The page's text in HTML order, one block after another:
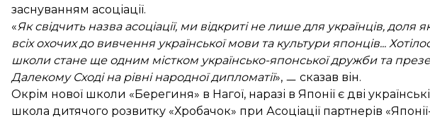
заснуванням асоціації.
«Як свідчить назва асоціації, ми відкриті не лише для українців, доля
всіх охочих до вивчення української мови та культури японців...
школи стане ще одним містком українсько-японської дружби та
Далекому Сході на рівні народної дипломатії», ㅡ сказав він.
Окрім нової школи «Берегиня» в Нагої, наразі в Японії є дві
школа дитячого розвитку «Хробачок» при Асоціації партнерів